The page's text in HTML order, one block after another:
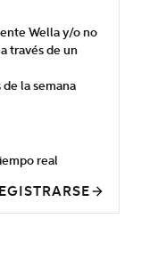
Wella y/o no
través de un
de la semana
real